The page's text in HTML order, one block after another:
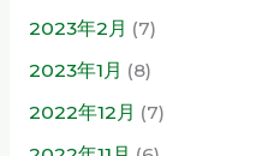
2023年2月 (7)
2023年1月 (8)
2022年12月 (7)